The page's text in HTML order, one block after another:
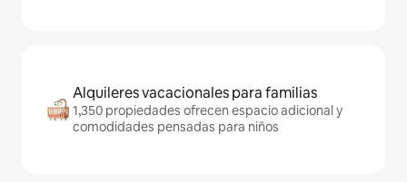
Alquileres vacacionales para familias
1,350 propiedades ofrecen espacio adicional y
comodidades pensadas para niños